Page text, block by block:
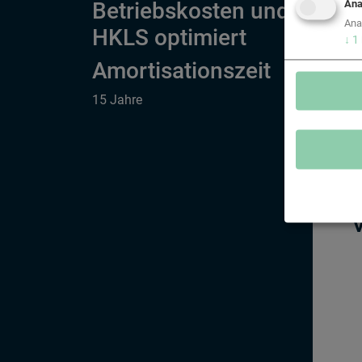
Betriebskosten und
HKLS optimiert
Amortisationszeit
15 Jahre
↓ 1